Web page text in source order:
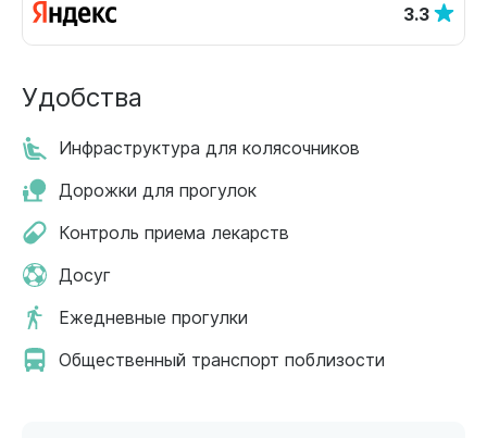
3.3
Удобства
Инфраструктура для колясочников
Дорожки для прогулок
Контроль приема лекарств
Досуг
Ежедневные прогулки
Общественный транспорт поблизости